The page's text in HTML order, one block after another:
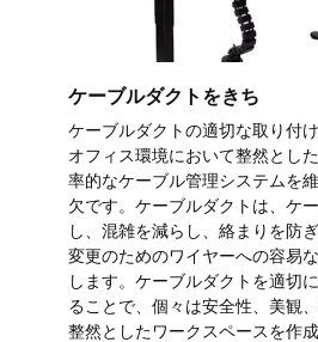
ケーブルダクトをきち
ケーブルダクトの適切な取り付
オフィス環境において整然とし
率的なケーブル管理システムを
欠です。ケーブルダクトは、ケ
し、混雑を減らし、絡まりを防
変更のためのワイヤーへの容易
します。ケーブルダクトを適切
ることで、個々は安全性、美観
整然としたワークスペースを作